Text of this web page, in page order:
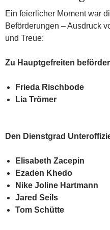
Ein feierlicher Moment war
Beförderungen – Ausdruck
und Treue:
Zu Hauptgefreiten
Frieda Rischbode
Lia Trömer
Den Dienstgrad
Elisabeth Zacepin
Ezaden Khedo
Nike Joline Hartmann
Jared Seils
Tom Schütte